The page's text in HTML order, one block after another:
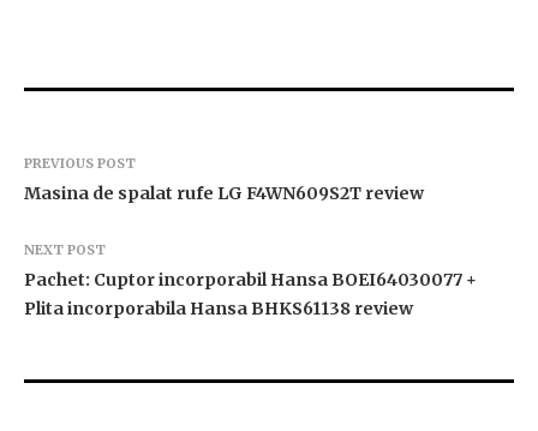
PREVIOUS POST
Masina de spalat rufe LG F4WN609S2T review
NEXT POST
Pachet: Cuptor incorporabil Hansa BOEI64030077 +
Plita incorporabila Hansa BHKS61138 review